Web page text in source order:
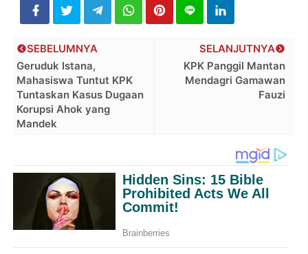
SELANJUTNYA
KPK Panggil Mantan
Mendagri Gamawan
Fauzi
SEBELUMNYA
Geruduk Istana,
Mahasiswa Tuntut KPK
Tuntaskan Kasus Dugaan
Korupsi Ahok yang
Mandek